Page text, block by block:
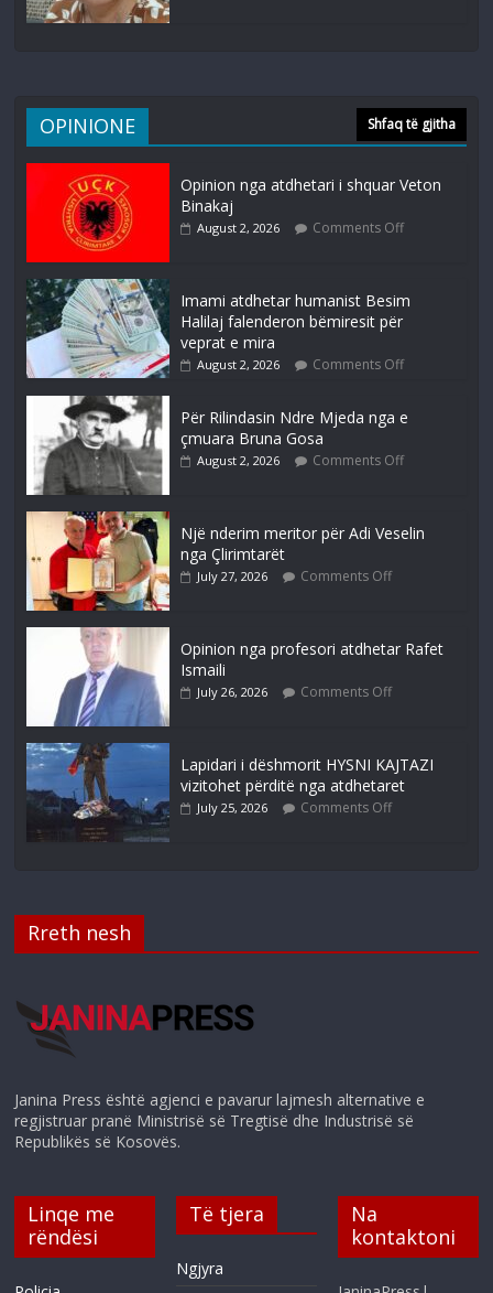
OPINIONE Shfaq të gjitha
Opinion nga atdhetari i shquar Veton
Binakaj
August 2, 2026 Comments Off
Imami atdhetar humanist Besim
Halilaj falenderon bëmiresit për
veprat e mira
August 2, 2026 Comments Off
Për Rilindasin Ndre Mjeda nga e
çmuara Bruna Gosa
August 2, 2026 Comments Off
Një nderim meritor për Adi Veselin
nga Çlirimtarët
July 27, 2026 Comments Off
Opinion nga profesori atdhetar Rafet
Ismaili
July 26, 2026 Comments Off
Lapidari i dëshmorit HYSNI KAJTAZI
vizitohet përditë nga atdhetaret
July 25, 2026 Comments Off
Rreth nesh
Janina Press është agjenci e pavarur lajmesh alternative e
regjistruar pranë Ministrisë së Tregtisë dhe Industrisë së
Republikës së Kosovës.
Linqe me
rëndësi
Të tjera
Ngjyra
Na
kontaktoni